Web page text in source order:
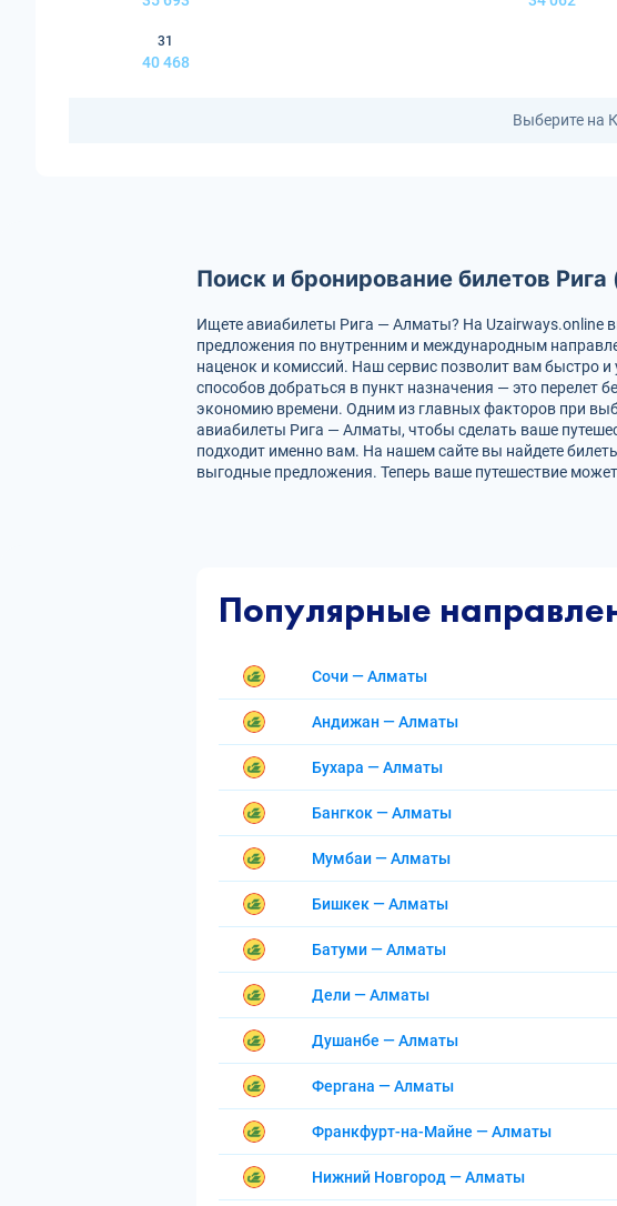
31
40 468
Выберите на
Поиск и бронирование билетов
Ищете авиабилеты Рига — Алматы? На Uzairways.online
предложения по внутренним и международным
наценок и комиссий. Наш сервис позволит вам быстро
способов добраться в пункт назначения — это
экономию времени. Одним из главных факторов при
авиабилеты Рига — Алматы, чтобы сделать ваше
подходит именно вам. На нашем сайте вы найдете
выгодные предложения. Теперь ваше путешествие
Популярные
Сочи — Алматы
Андижан — Алматы
Бухара — Алматы
Бангкок — Алматы
Мумбаи — Алматы
Бишкек — Алматы
Батуми — Алматы
Дели — Алматы
Душанбе — Алматы
Фергана — Алматы
Франкфурт-на-Майне — Алматы
Нижний Новгород — Алматы